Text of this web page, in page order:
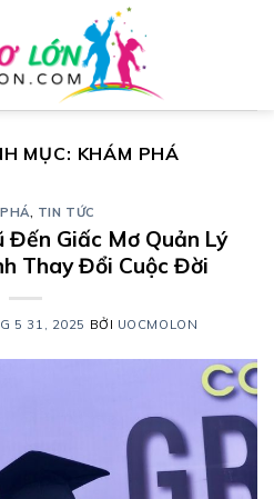
MỤC: KHÁM PHÁ
, TIN TỨC
Đến Giấc Mơ Quản Lý
Thay Đổi Cuộc Đời
5 31, 2025 BỞI UOCMOLON